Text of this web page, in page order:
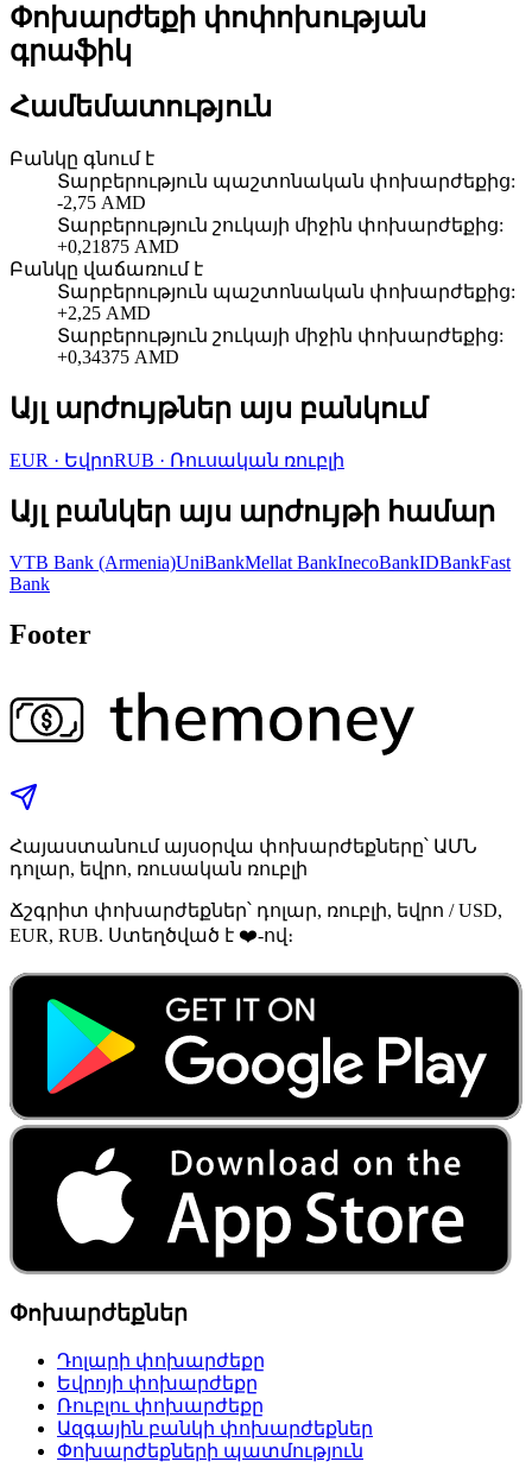
Փոխարժեքի փոփոխության
գրաֆիկ
Համեմատություն
Բանկը գնում է
Տարբերություն պաշտոնական փոխարժեքից:
-2,75 AMD
Տարբերություն շուկայի միջին փոխարժեքից:
+0,21875 AMD
Բանկը վաճառում է
Տարբերություն պաշտոնական փոխարժեքից:
+2,25 AMD
Տարբերություն շուկայի միջին փոխարժեքից:
+0,34375 AMD
Այլ արժույթներ այս բանկում
EUR · ԵվրոRUB · Ռուսական ռուբլի
Այլ բանկեր այս արժույթի համար
VTB Bank (Armenia)UniBankMellat BankInecoBankIDBankFast
Bank
Footer
Հայաստանում այսօրվա փոխարժեքները՝ ԱՄՆ
դոլար, եվրո, ռուսական ռուբլի
Ճշգրիտ փոխարժեքներ՝ դոլար, ռուբլի, եվրո / USD,
EUR, RUB. Ստեղծված է ❤️-ով։
Փոխարժեքներ
Դոլարի փոխարժեքը
Եվրոյի փոխարժեքը
Ռուբլու փոխարժեքը
Ազգային բանկի փոխարժեքներ
Փոխարժեքների պատմություն